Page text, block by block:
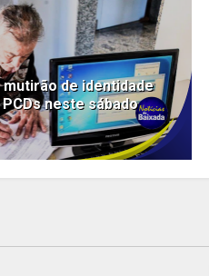
de identidade
neste sábado